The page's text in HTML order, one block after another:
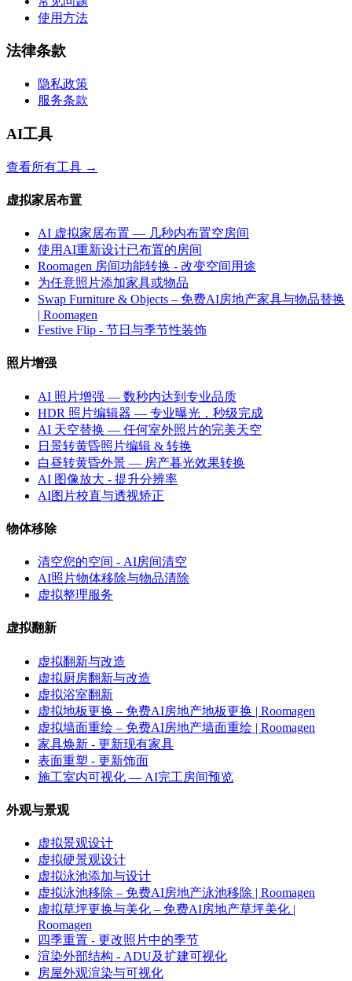
使用方法
法律条款
隐私政策
服务条款
AI工具
查看所有工具 →
虚拟家居布置
AI 虚拟家居布置 — 几秒内布置空房间
使用AI重新设计已布置的房间
Roomagen 房间功能转换 - 改变空间用途
为任意照片添加家具或物品
Swap Furniture & Objects – 免费AI房地产家具与物品替换
| Roomagen
Festive Flip - 节日与季节性装饰
照片增强
AI 照片增强 — 数秒内达到专业品质
HDR 照片编辑器 — 专业曝光，秒级完成
AI 天空替换 — 任何室外照片的完美天空
日景转黄昏照片编辑 & 转换
白昼转黄昏外景 — 房产暮光效果转换
AI 图像放大 - 提升分辨率
AI图片校直与透视矫正
物体移除
清空您的空间 - AI房间清空
AI照片物体移除与物品清除
虚拟整理服务
虚拟翻新
虚拟翻新与改造
虚拟厨房翻新与改造
虚拟浴室翻新
虚拟地板更换 – 免费AI房地产地板更换 | Roomagen
虚拟墙面重绘 – 免费AI房地产墙面重绘 | Roomagen
家具焕新 - 更新现有家具
表面重塑 - 更新饰面
施工室内可视化 — AI完工房间预览
外观与景观
虚拟景观设计
虚拟硬景观设计
虚拟泳池添加与设计
虚拟泳池移除 – 免费AI房地产泳池移除 | Roomagen
虚拟草坪更换与美化 – 免费AI房地产草坪美化 |
Roomagen
四季重置 - 更改照片中的季节
渲染外部结构 - ADU及扩建可视化
房屋外观渲染与可视化